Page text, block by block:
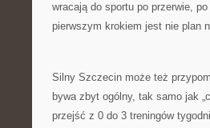
wracają do sportu po przerwie,
pierwszym krokiem jest nie plan
Silny Szczecin może też
bywa zbyt ogólny, tak samo jak
przejść z 0 do 3 treningów